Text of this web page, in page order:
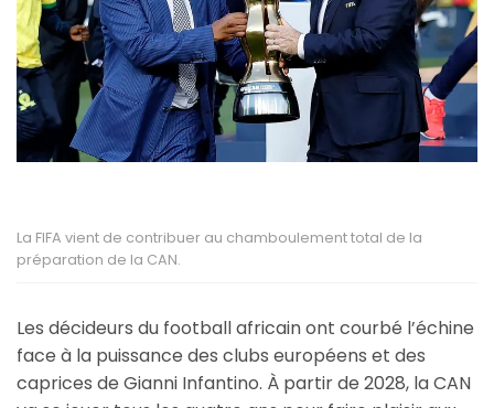
La FIFA vient de contribuer au chamboulement total de la
préparation de la CAN.
Les décideurs du football africain ont courbé l’échine
face à la puissance des clubs européens et des
caprices de Gianni Infantino. À partir de 2028, la CAN